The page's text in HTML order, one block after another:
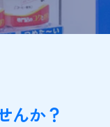
んか？